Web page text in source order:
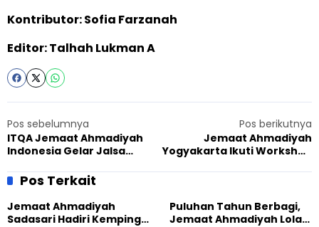
Kontributor: Sofia Farzanah
Editor: Talhah Lukman A
Pos sebelumnya
ITQA Jemaat Ahmadiyah
Indonesia Gelar Jalsa
Online, Ratusan Peserta
Ikut Serta
Pos berikutnya
Jemaat Ahmadiyah
Yogyakarta Ikuti Workshop
Masjid yang
DIY
Pos Terkait
Jemaat Ahmadiyah
Sadasari Hadiri Kemping
Puluhan Tahun Berbagi,
Jemaat Ahmadiyah Lolak